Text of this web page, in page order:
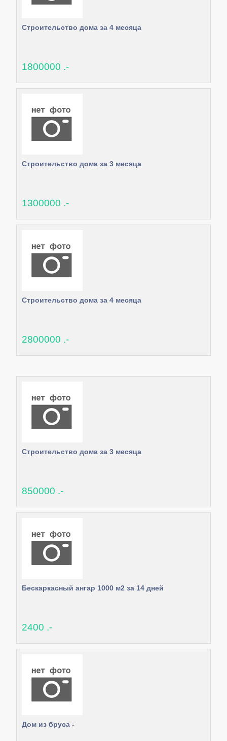
Строительство дома за 4 месяца
1800000 .-
Строительство дома за 3 месяца
1300000 .-
Строительство дома за 4 месяца
2800000 .-
Строительство дома за 3 месяца
850000 .-
Бескаркасный ангар 1000 м2 за 14 дней
2400 .-
Дом из бруса -